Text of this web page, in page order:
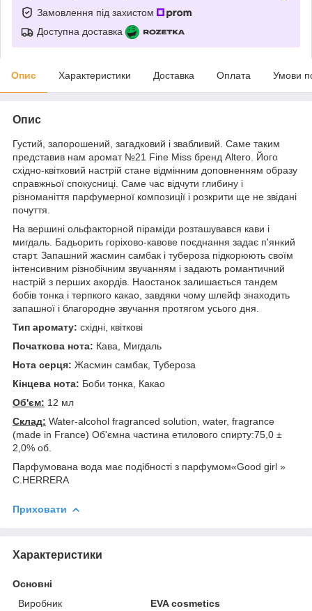
Замовлення під захистом
Доступна доставка
Опис Характеристики Доставка Оплата Умови
Опис
Густий, запорошений, загадковий і звабливий. Саме таким
представив нам аромат №21 Fine Miss бренд Altero. Його
східно-квітковий настрій стане відмінним доповненням образу
справжньої спокусниці. Саме час відчути глибину і
різноманіття парфумерної композиції і розкрити ще не звідані
почуття.
На вершині ольфакторной піраміди розташувався кави і
мигдаль. Бадьорить горіхово-кавове поєднання задає п'янкий
старт. Запашний жасмин самбак і тубероза підкорюють своїм
інтенсивним різнобічним звучанням і задають романтичний
настрій з перших акордів. Наостанок залишається тандем
бобів тонка і терпкого какао, завдяки чому шлейф знаходить
запашної і благородне звучання протягом усього дня.
Тип аромату: східні, квіткові
Початкова нота: Кава, Мигдаль
Нота серця: Жасмин самбак, Тубероза
Кінцева нота: Боби тонка, Какао
Об'єм: 12 мл
Склад: Water-alcohol fragranced solution, water, fragrance
(made in France) Об'ємна частина етилового спирту:75,0 ±
2,0% об.
Парфумована вода має подібності з парфумом«Good girl »
C.HERRERA
Приховати
Характеристики
Основні
Виробник
EVA cosmetics